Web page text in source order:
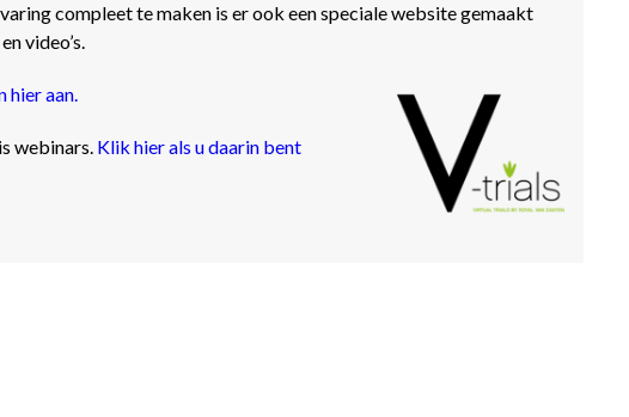
compleet te maken is er ook een speciale website gemaakt
video’s.
hier aan.
webinars. Klik hier als u daarin bent